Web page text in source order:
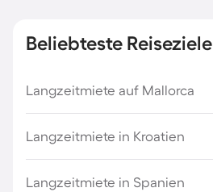
Beliebteste Reiseziele
Langzeitmiete auf Mallorca
Langzeitmiete in Kroatien
Langzeitmiete in Spanien